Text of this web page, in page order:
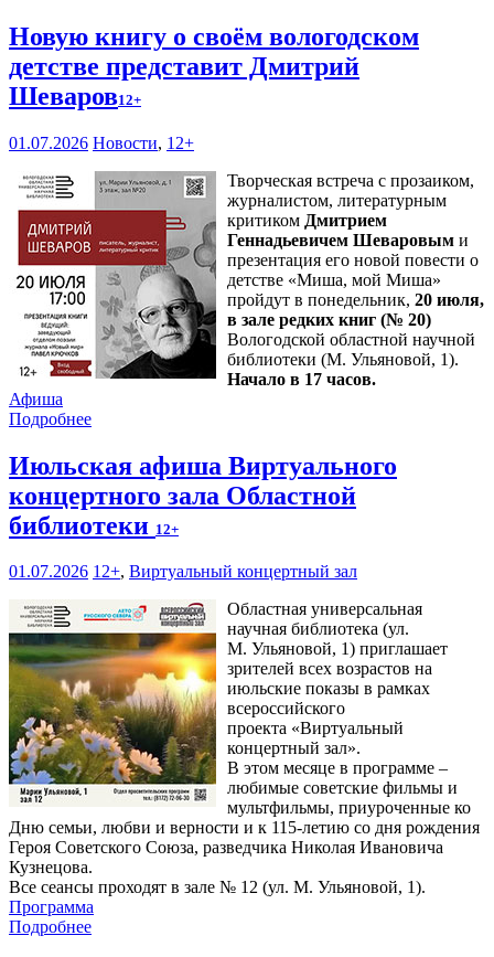
Новую книгу о своём вологодском
детстве представит Дмитрий
Шеваров12+
01.07.2026 Новости, 12+
Творческая встреча с прозаиком,
журналистом, литературным
критиком Дмитрием
Геннадьевичем Шеваровым и
презентация его новой повести о
детстве «Миша, мой Миша»
пройдут в понедельник, 20 июля,
в зале редких книг (№ 20)
Вологодской областной научной
библиотеки (М. Ульяновой, 1).
Начало в 17 часов.
Афиша
Подробнее
Июльская афиша Виртуального
концертного зала Областной
библиотеки 12+
01.07.2026 12+, Виртуальный концертный зал
Областная универсальная
научная библиотека (ул.
М. Ульяновой, 1) приглашает
зрителей всех возрастов на
июльские показы в рамках
всероссийского
проекта «Виртуальный
концертный зал».
В этом месяце в программе –
любимые советские фильмы и
мультфильмы, приуроченные ко
Дню семьи, любви и верности и к 115-летию со дня рождения
Героя Советского Союза, разведчика Николая Ивановича
Кузнецова.
Все сеансы проходят в зале № 12 (ул. М. Ульяновой, 1).
Программа
Подробнее